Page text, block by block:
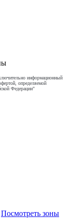
информационный
определяемой
Федерации"
Посмотреть зоны